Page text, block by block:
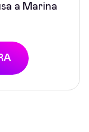
a Marina